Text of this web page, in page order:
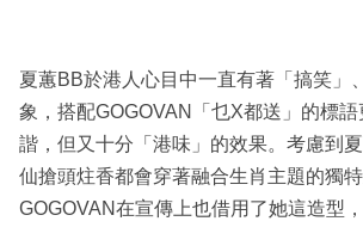
夏蕙BB於港人心目中一直有著「搞笑」
象，搭配GOGOVAN「乜X都送」的標
諧，但又十分「港味」的效果。考慮到
仙搶頭炷香都會穿著融合生肖主題的獨特
GOGOVAN在宣傳上也借用了她這造型，